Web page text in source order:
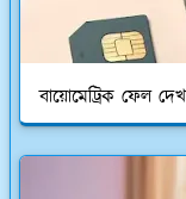
বায়োমেট্রিক ফেল